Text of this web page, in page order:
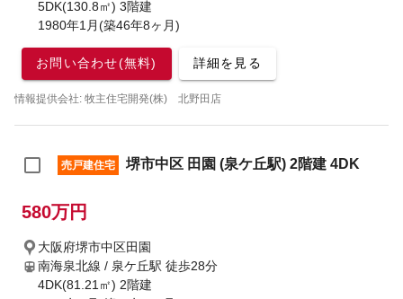
5DK(130.8㎡) 3階建
1980年1月(築46年8ヶ月)
お問い合わせ(無料) 詳細を見る
情報提供会社: 牧主住宅開発(株) 北野田店
売戸建住宅 堺市中区 田園 (泉ケ丘駅) 2階建 4DK
580万円
大阪府堺市中区田園
南海泉北線 / 泉ケ丘駅 徒歩28分
4DK(81.21㎡) 2階建